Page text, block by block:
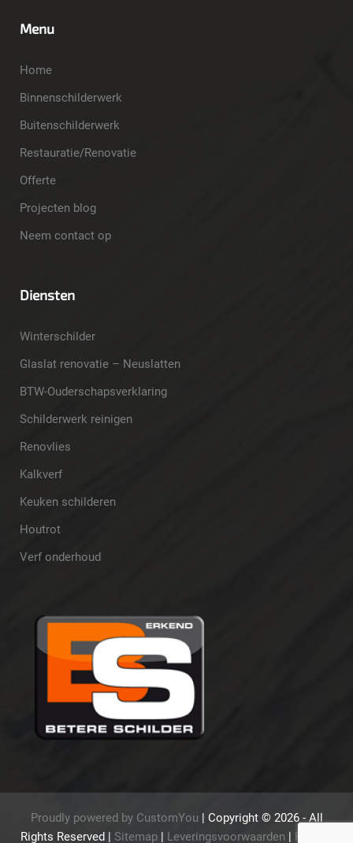
Menu
Home
Binnenschilderwerk
Buitenschilderwerk
Restauratie/Renovatie
Offerte
Projecten blog
Neem contact op
Diensten
Winterschilder
Glaslat renovatie – Neuslatten
BTW-Ouderschapsverklaring
Schilderwerk reinigen
Renovlies
Kalkverf
Keuken schilderen
Houtrot
Verf onderhoud
Proudly powered by CustomYou | Copyright © 2026 - All
Rights Reserved | Sitemap | Leveringsvoorwaarden | Privacy